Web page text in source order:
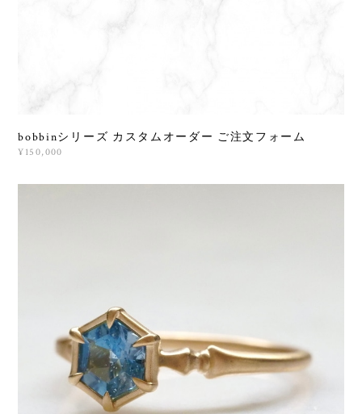
bobbinシリーズ カスタムオーダー ご注文フォーム
¥150,000